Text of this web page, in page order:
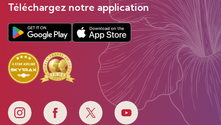
Téléchargez notre application